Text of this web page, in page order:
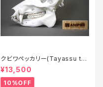
クビワペッカリー(Tayassu taj
acui) 等倍頭骨模型
¥13,500
10%OFF